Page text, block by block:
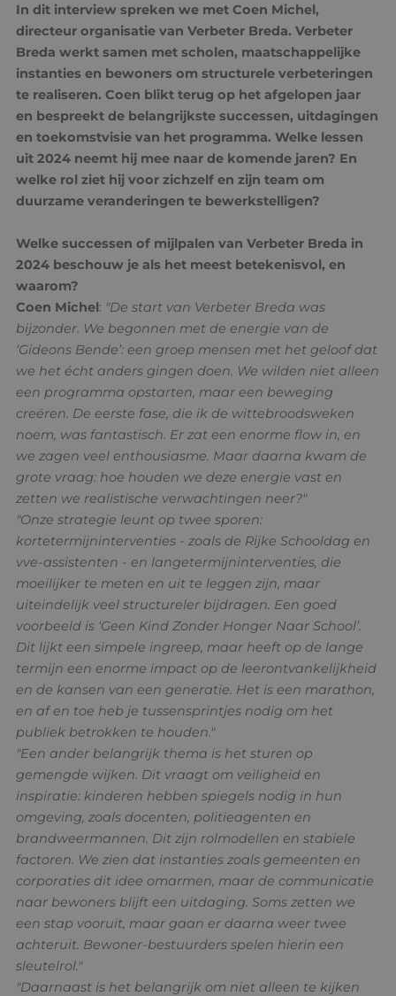
In dit interview spreken we met Coen Michel,
directeur organisatie van Verbeter Breda. Verbeter
Breda werkt samen met scholen, maatschappelijke
instanties en bewoners om structurele verbeteringen
te realiseren. Coen blikt terug op het afgelopen jaar
en bespreekt de belangrijkste successen, uitdagingen
en toekomstvisie van het programma. Welke lessen
uit 2024 neemt hij mee naar de komende jaren? En
welke rol ziet hij voor zichzelf en zijn team om
duurzame veranderingen te bewerkstelligen?
Welke successen of mijlpalen van Verbeter Breda in
2024 beschouw je als het meest betekenisvol, en
waarom?
Coen Michel: "De start van Verbeter Breda was
bijzonder. We begonnen met de energie van de
‘Gideons Bende’: een groep mensen met het geloof dat
we het écht anders gingen doen. We wilden niet alleen
een programma opstarten, maar een beweging
creëren. De eerste fase, die ik de wittebroodsweken
noem, was fantastisch. Er zat een enorme flow in, en
we zagen veel enthousiasme. Maar daarna kwam de
grote vraag: hoe houden we deze energie vast en
zetten we realistische verwachtingen neer?"
"Onze strategie leunt op twee sporen:
kortetermijninterventies - zoals de Rijke Schooldag en
vve-assistenten - en langetermijninterventies, die
moeilijker te meten en uit te leggen zijn, maar
uiteindelijk veel structureler bijdragen. Een goed
voorbeeld is ‘Geen Kind Zonder Honger Naar School’.
Dit lijkt een simpele ingreep, maar heeft op de lange
termijn een enorme impact op de leerontvankelijkheid
en de kansen van een generatie. Het is een marathon,
en af en toe heb je tussensprintjes nodig om het
publiek betrokken te houden."
"Een ander belangrijk thema is het sturen op
gemengde wijken. Dit vraagt om veiligheid en
inspiratie: kinderen hebben spiegels nodig in hun
omgeving, zoals docenten, politieagenten en
brandweermannen. Dit zijn rolmodellen en stabiele
factoren. We zien dat instanties zoals gemeenten en
corporaties dit idee omarmen, maar de communicatie
naar bewoners blijft een uitdaging. Soms zetten we
een stap vooruit, maar gaan er daarna weer twee
achteruit. Bewoner-bestuurders spelen hierin een
sleutelrol."
"Daarnaast is het belangrijk om niet alleen te kijken